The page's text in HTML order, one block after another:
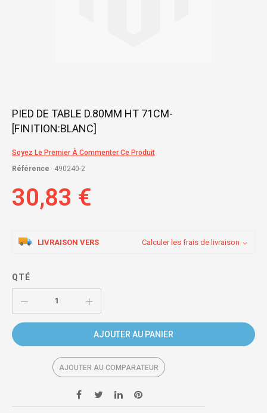
Skip
the
of
images
PIED DE TABLE D.80MM HT 71CM-
[FINITION:BLANC]
Soyez Le Premier À Commenter Ce Produit
Référence
490240-2
30,83 €
LIVRAISON VERS Calculer les frais de livraison
QTÉ
AJOUTER AU PANIER
AJOUTER AU COMPARATEUR